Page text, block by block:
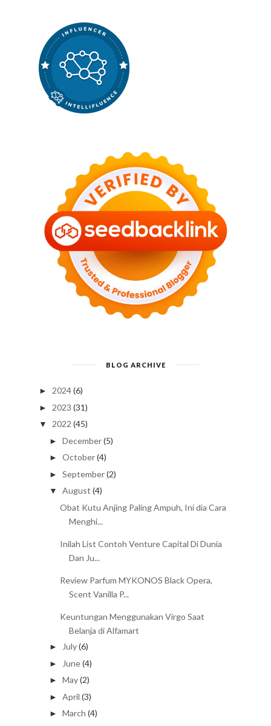
► 2024 (6)
►2023(31)
2022(45)
► December(5)
► October(4)
►September(2)
August (4)
Obat Kutu Anjing Paling Ampuh, Ini dia Cara
Menghi...
Inilah List Contoh Venture Capital Di Dunia
Dan Ju...
Review Parfum MYKONOS Black Opera,
Scent Vanilla P...
Keuntungan Menggunakan Virgo Saat
Belanja di Alfamart
► July (6)
► June (4)
► May(2)